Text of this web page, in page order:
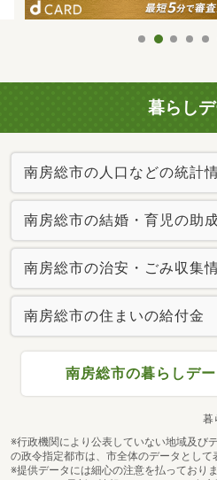
暮らし
南房総市の人口などの統計
南房総市の結婚・育児の助
南房総市の治安・ごみ収集
南房総市の住まいの給付金
南房総市の暮らしデ
暮
※行政機関により公表していない地域及び
の政令指定都市は、市全体のデータとして
※提供データには細心の注意を払っており